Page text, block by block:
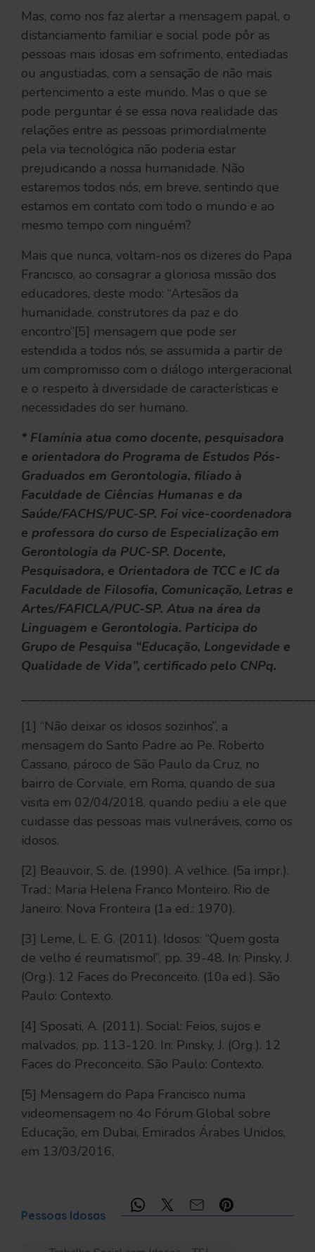
Mas, como nos faz alertar a mensagem papal, o
distanciamento familiar e social pode pôr as
pessoas mais idosas em sofrimento, entediadas
ou angustiadas, com a sensação de não mais
pertencimento a este mundo. Mas o que se
pode perguntar é se essa nova realidade das
relações entre as pessoas primordialmente
pela via tecnológica não poderia estar
prejudicando a nossa humanidade. Não
estaremos todos nós, em breve, sentindo que
estamos em contato com todo o mundo e ao
mesmo tempo com ninguém?
Mais que nunca, voltam-nos os dizeres do Papa
Francisco, ao consagrar a gloriosa missão dos
educadores, deste modo: “Artesãos da
humanidade, construtores da paz e do
encontro”[5] mensagem que pode ser
estendida a todos nós, se assumida a partir de
um compromisso com o diálogo intergeracional
e o respeito à diversidade de características e
necessidades do ser humano.
* Flamínia atua como docente, pesquisadora
e orientadora do Programa de Estudos Pós-
Graduados em Gerontologia, filiado à
Faculdade de Ciências Humanas e da
Saúde/FACHS/PUC-SP. Foi vice-coordenadora
e professora do curso de Especialização em
Gerontologia da PUC-SP. Docente,
Pesquisadora, e Orientadora de TCC e IC da
Faculdade de Filosofia, Comunicação, Letras e
Artes/FAFICLA/PUC-SP. Atua na área da
Linguagem e Gerontologia. Participa do
Grupo de Pesquisa “Educação, Longevidade e
Qualidade de Vida”, certificado pelo CNPq.
[1] “Não deixar os idosos sozinhos”, a
mensagem do Santo Padre ao Pe. Roberto
Cassano, pároco de São Paulo da Cruz, no
bairro de Corviale, em Roma, quando de sua
visita em 02/04/2018, quando pediu a ele que
cuidasse das pessoas mais vulneráveis, como os
idosos.
[2] Beauvoir, S. de. (1990). A velhice. (5a impr.).
Trad.: Maria Helena Franco Monteiro. Rio de
Janeiro: Nova Fronteira (1a ed.: 1970).
[3] Leme, L. E. G. (2011). Idosos: “Quem gosta
de velho é reumatismo!”, pp. 39-48. In: Pinsky, J.
(Org.). 12 Faces do Preconceito. (10a ed.). São
Paulo: Contexto.
[4] Sposati, A. (2011). Social: Feios, sujos e
malvados, pp. 113-120. In: Pinsky, J. (Org.). 12
Faces do Preconceito. São Paulo: Contexto.
[5] Mensagem do Papa Francisco numa
videomensagem no 4o Fórum Global sobre
Educação, em Dubai, Emirados Árabes Unidos,
em 13/03/2016,
Pessoas Idosas